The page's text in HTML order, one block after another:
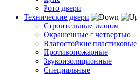
Рото двери
Технические двери
Строительные эконом
Окрашенные с четвертью
Влагостойкие пластиковые
Противопожарные
Звукоизоляционные
Специальные